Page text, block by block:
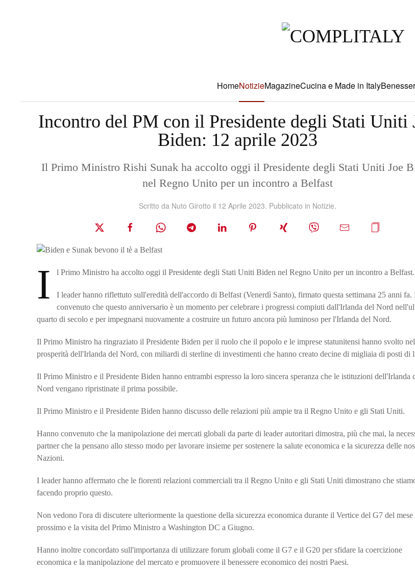
HomeNotizieMagazineCucina e Made in Italy
Incontro del PM con il Presidente degli Stati Uniti
Biden: 12 aprile 2023
Il Primo Ministro Rishi Sunak ha accolto oggi il Presidente degli Stati Uniti Joe
nel Regno Unito per un incontro a Belfast
Scritto da Nuto Girotto il 12 Aprile 2023. Pubblicato in Notizie.
I l Primo Ministro ha accolto oggi il Presidente degli Stati Uniti Biden nel Regno Unito per un incontro a Belfast.
I leader hanno riflettuto sull'eredità dell'accordo di Belfast (Venerdì Santo), firmato questa settimana 25 anni fa.
convenuto che questo anniversario è un momento per celebrare i progressi compiuti dall'Irlanda del Nord
quarto di secolo e per impegnarsi nuovamente a costruire un futuro ancora più luminoso per l'Irlanda del Nord.
Il Primo Ministro ha ringraziato il Presidente Biden per il ruolo che il popolo e le imprese statunitensi hanno svolto
prosperità dell'Irlanda del Nord, con miliardi di sterline di investimenti che hanno creato decine di migliaia di posti di
Il Primo Ministro e il Presidente Biden hanno entrambi espresso la loro sincera speranza che le istituzioni dell'Irlanda
Nord vengano ripristinate il prima possibile.
Il Primo Ministro e il Presidente Biden hanno discusso delle relazioni più ampie tra il Regno Unito e gli Stati Uniti.
Hanno convenuto che la manipolazione dei mercati globali da parte di leader autoritari dimostra, più che mai, la
partner che la pensano allo stesso modo per lavorare insieme per sostenere la salute economica e la sicurezza delle
Nazioni.
I leader hanno affermato che le fiorenti relazioni commerciali tra il Regno Unito e gli Stati Uniti dimostrano che
facendo proprio questo.
Non vedono l'ora di discutere ulteriormente la questione della sicurezza economica durante il Vertice del G7 del mese
prossimo e la visita del Primo Ministro a Washington DC a Giugno.
Hanno inoltre concordato sull'importanza di utilizzare forum globali come il G7 e il G20 per sfidare la coercizione
economica e la manipolazione del mercato e promuovere il benessere economico dei nostri Paesi.